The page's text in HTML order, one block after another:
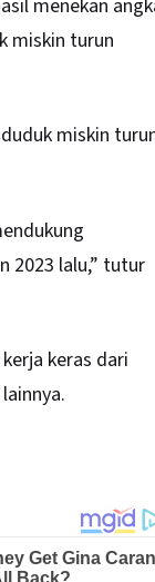
menekan
miskin turun
miskin
2023 lalu,” tutur
keras dari